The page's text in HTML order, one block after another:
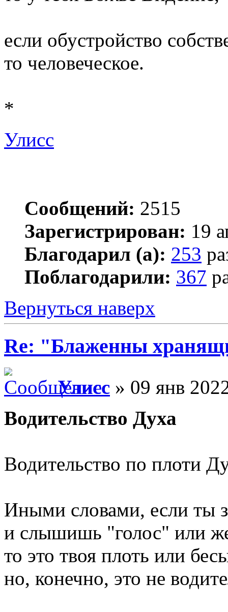
если обустройство
то человеческое.
*
Улисс
Сообщений: 2515
Зарегистрирован: 19
Благодарил (а): 253
Поблагодарили: 367
Вернуться наверх
Re: "Блаженны
Улисс » 09 янв
Водительство Духа
Водительство по плоти
Иными словами, если ты
и слышишь "голос" или
то это твоя плоть или
но, конечно, это не